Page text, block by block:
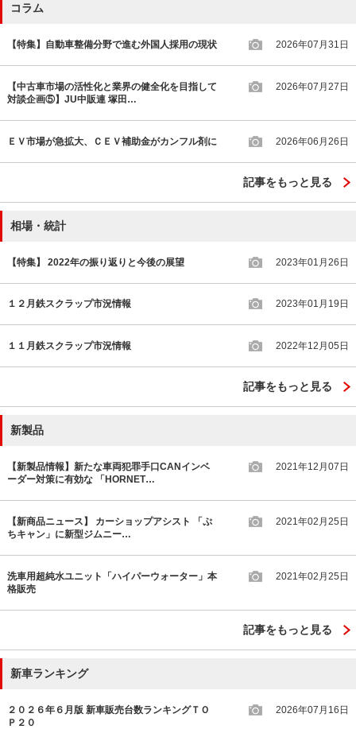
コラム
【特集】自動車整備分野で進む外国人採用の現状 2026年07月31日
【中古車市場の活性化と業界の健全化を目指して
対談企画⑤】JU中販連 塚田…
2026年07月27日
ＥＶ市場が急拡大、ＣＥＶ補助金がカンフル剤に 2026年06月26日
記事をもっと見る
相場・統計
【特集】 2022年の振り返りと今後の展望 2023年01月26日
１２月鉄スクラップ市況情報 2023年01月19日
１１月鉄スクラップ市況情報 2022年12月05日
記事をもっと見る
新製品
【新製品情報】新たな車両犯罪手口CANインベ
ーダー対策に有効な 「HORNET…
2021年12月07日
【新商品ニュース】 カーショップアシスト 「ぷ
ちキャン」に新型ジムニー…
2021年02月25日
洗車用超純水ユニット「ハイパーウォーター」本
格販売
2021年02月25日
記事をもっと見る
新車ランキング
２０２６年６月版 新車販売台数ランキングＴＯ
Ｐ２０
2026年07月16日